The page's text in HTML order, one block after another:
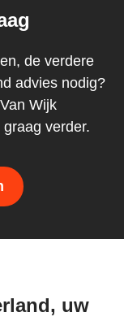
de verdere
advies nodig?
Wijk
verder.
uw